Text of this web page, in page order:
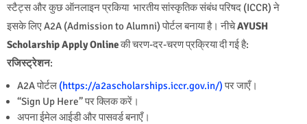
स्टैट्स और कुछ ऑनलाइन प्रकिया भारतीय सांस्कृतिक संबंध परिषद (ICCR) ने
इसके लिए A2A (Admission to Alumni) पोर्टल बनाया है। नीचेAYUSH
Scholarship Apply Onlineकी चरण-दर-चरण प्रक्रिया दी गई है:
रजिस्ट्रेशन:
A2A पोर्टल (https://a2ascholarships.iccr.gov.in/)पर जाएँ।
“Sign Up Here” पर क्लिक करें।
अपना ईमेल आईडी और पासवर्ड बनाएँ।